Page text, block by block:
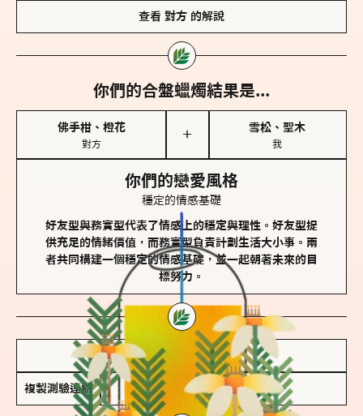
查看 對方 的解說
你們的合盤蠟燭結果是...
佛手柑、橙花
對方
＋
雪松、聖木
我
你們的戀愛風格
穩定的情感基礎
好友型與務實型代表了情感上的穩定與理性。好友型提
供充足的情緒價值，而務實型負責計劃生活大小事。兩
者共同構建一個穩定的情感基礎，並一起朝著未來的目
標努力。
儲存我的結果圖
複製測驗連結 查看香氛類型全解析 >>>